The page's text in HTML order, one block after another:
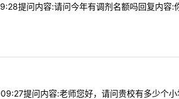
提问内容:请问今年有调剂名额吗回复内容:
提问内容:老师您好，请问贵校有多少个